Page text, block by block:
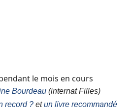
le mois en cours
Bourdeau (internat Filles)
record ? etun livre recommandé